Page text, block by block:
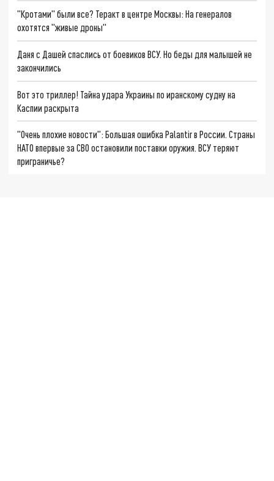
"Кротами" были все? Теракт в центре Москвы: На генералов
охотятся "живые дроны"
Даня с Дашей спаслись от боевиков ВСУ. Но беды для малышей не
закончились
Вот это триллер! Тайна удара Украины по иранскому судну на
Каспии раскрыта
"Очень плохие новости": Большая ошибка Palantir в России. Страны
НАТО впервые за СВО остановили поставки оружия. ВСУ теряют
приграничье?